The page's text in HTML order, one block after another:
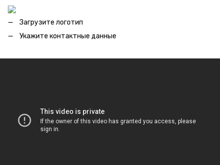
Загрузите логотип
Укажите контактные данные